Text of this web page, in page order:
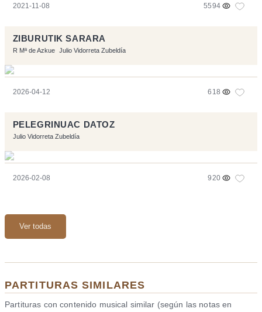
2021-11-08 5594
ZIBURUTIK SARARA
R Mª de Azkue Julio Vidorreta Zubeldía
2026-04-12 618
PELEGRINUAC DATOZ
Julio Vidorreta Zubeldía
2026-02-08 920
Ver todas
PARTITURAS SIMILARES
Partituras con contenido musical similar (según las notas en